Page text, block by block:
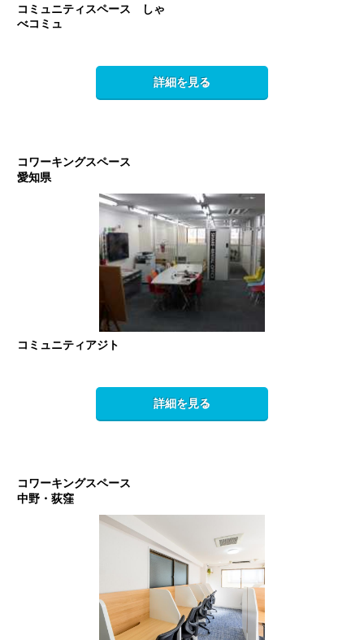
コミュニティスペース しゃ
べコミュ
詳細を見る
コワーキングスペース
愛知県
コミュニティアジト
詳細を見る
コワーキングスペース
中野・荻窪